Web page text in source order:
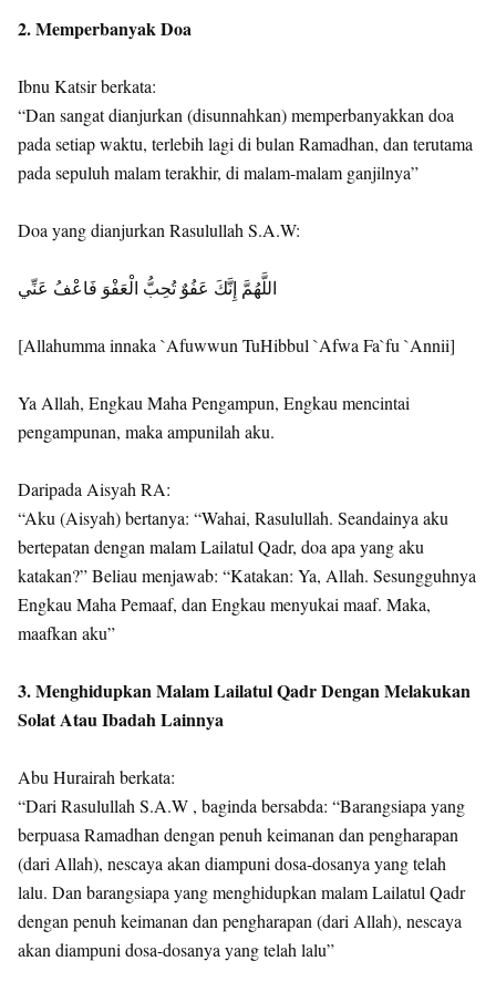
2. Memperbanyak Doa
Ibnu Katsir berkata:
“Dan sangat dianjurkan (disunnahkan) memperbanyakkan doa
pada setiap waktu, terlebih lagi di bulan Ramadhan, dan terutama
pada sepuluh malam terakhir, di malam-malam ganjilnya”
Doa yang dianjurkan Rasulullah S.A.W:
اللَّهُمَّ إِنَّكَ عَفُوٌ تُحِبُّ الْعَفْوَ فَاعْفُ عَنِّي
[Allahumma innaka `Afuwwun TuHibbul `Afwa Fa`fu `Annii]
Ya Allah, Engkau Maha Pengampun, Engkau mencintai
pengampunan, maka ampunilah aku.
Daripada Aisyah RA:
“Aku (Aisyah) bertanya: “Wahai, Rasulullah. Seandainya aku
bertepatan dengan malam Lailatul Qadr, doa apa yang aku
katakan?” Beliau menjawab: “Katakan: Ya, Allah. Sesungguhnya
Engkau Maha Pemaaf, dan Engkau menyukai maaf. Maka,
maafkan aku”
3. Menghidupkan Malam Lailatul Qadr Dengan Melakukan
Solat Atau Ibadah Lainnya
Abu Hurairah berkata:
“Dari Rasulullah S.A.W , baginda bersabda: “Barangsiapa yang
berpuasa Ramadhan dengan penuh keimanan dan pengharapan
(dari Allah), nescaya akan diampuni dosa-dosanya yang telah
lalu. Dan barangsiapa yang menghidupkan malam Lailatul Qadr
dengan penuh keimanan dan pengharapan (dari Allah), nescaya
akan diampuni dosa-dosanya yang telah lalu”